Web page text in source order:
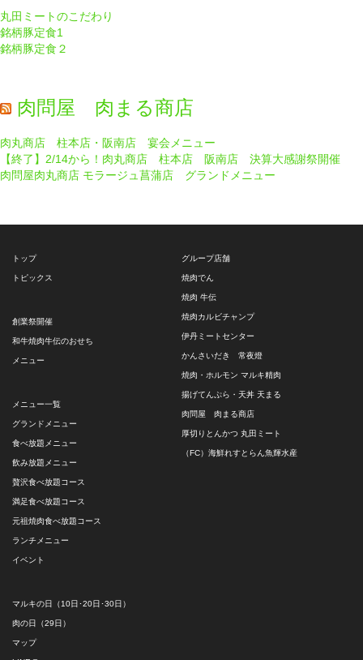
丸田ミートのこだわり
銘柄豚定食1
銘柄豚定食２
肉問屋 肉まる商店
肉丸商店 柱本店・阪南店 宴会メニュー
【終了】2/14から！肉丸商店 柱本店 阪南店 決算大感謝祭開催
肉問屋肉丸商店 モラージュ菖蒲店 グランドメニュー
トップ
トピックス
創業祭開催
和牛焼肉牛伝のおせち
メニュー
メニュー一覧
グランドメニュー
食べ放題メニュー
飲み放題メニュー
贅沢食べ放題コース
満足食べ放題コース
元祖焼肉食べ放題コース
ランチメニュー
イベント
マルキの日（10日･20日･30日）
肉の日（29日）
マップ
グループ店舗
焼肉でん
焼肉 牛伝
焼肉カルビチャンプ
伊丹ミートセンター
かんさいだき 常夜燈
焼肉・ホルモン マルキ精肉
揚げてんぷら・天丼 天まる
肉問屋 肉まる商店
厚切りとんかつ 丸田ミート
（FC）海鮮れすとらん魚輝水産